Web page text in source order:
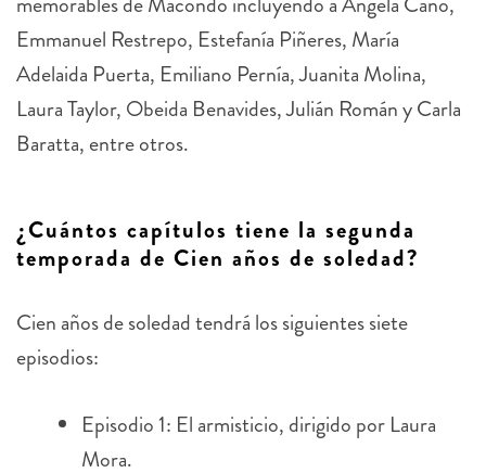
Emmanuel Restrepo, Estefanía Piñeres, María
Adelaida Puerta, Emiliano Pernía, Juanita Molina,
Laura Taylor, Obeida Benavides, Julián Román y Carla
Baratta, entre otros.
temporada de Cien años de soledad?
episodios:
Mora.